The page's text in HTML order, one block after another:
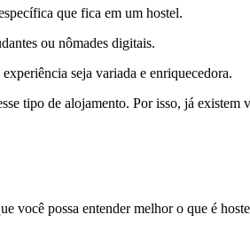
que fica em um hostel.
ou nômades digitais.
seja variada e enriquecedora.
tipo de alojamento. Por isso, já existem
você possa entender melhor o que é